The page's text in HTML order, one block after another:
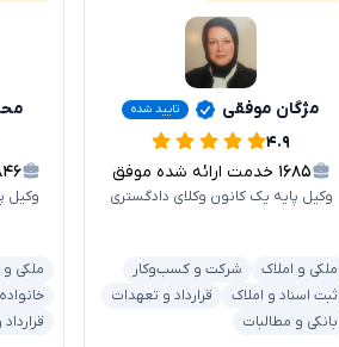
مژگان موفقی تایید شده
۴.۹
۱۶۸۵ خدمت ارائه شده موفق
وکیل پایه یک کانون وکلای دادگستری
ملکی و املاک
شرکت و کسب‌وکار
ثبت اسناد و املاک
قرارداد و تعهدات
بانکی و مطالبات
وکیل
ملکی و
خانواده